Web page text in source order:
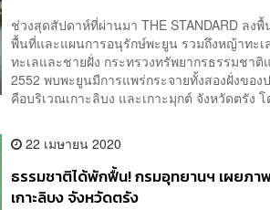
ช่วงสุดสัปดาห์ที่ผ่านมา THE STANDARD ลง
พื้นที่และแผนการอนุรักษ์พะยูน รวมถึงหญ้าทะเ
ทะเลและชายฝั่ง กระทรวงทรัพยากรธรรมชา
2552 พบพะยูนมีการแพร่กระจายทั้งสองฝั่งขอ
คือบริเวณเกาะลิบง และเกาะมุกต์ จังหวัดตรัง
22 เมษายน 2020
ธรรมชาติได้พักฟื้น! กรมอุทยานฯ เผยภ
เกาะลิบง จังหวัดตรัง